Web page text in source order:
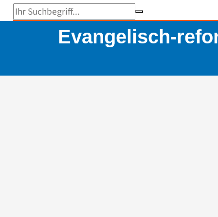
Suchbegriff eingeben
Evangelisch-